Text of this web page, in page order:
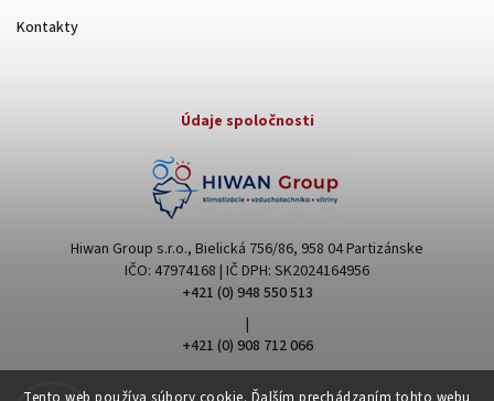
Kontakty
Údaje spoločnosti
Hiwan Group s.r.o., Bielická 756/86, 958 04 Partizánske
IČO: 47974168 | IČ DPH: SK2024164956
+421 (0) 948 550 513
|
+421 (0) 908 712 066
hiwangroup@hiwangroup.com